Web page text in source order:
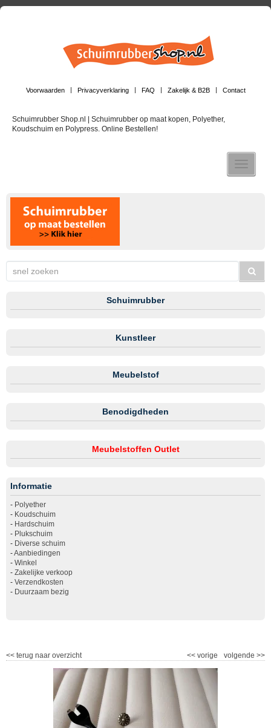
Voorwaarden Privacyverklaring FAQ Zakelijk & B2B Contact
Schuimrubber Shop.nl | Schuimrubber op maat kopen, Polyether,
Koudschuim en Polypress. Online Bestellen!
Toggle
Schuimrubber
Kunstleer
Meubelstof
Benodigdheden
Meubelstoffen Outlet
Informatie
- Polyether
- Koudschuim
- Hardschuim
- Plukschuim
- Diverse schuim
-Aanbiedingen
- Winkel
- Zakelijke verkoop
- Verzendkosten
- Duurzaam bezig
<< terug naar overzicht volgende >>
<< vorige